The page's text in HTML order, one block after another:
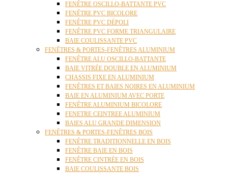
FENÊTRE OSCILLO-BATTANTE PVC
FENÊTRE PVC BICOLORE
FENÊTRE PVC DÉPOLI
FENÊTRE PVC FORME TRIANGULAIRE
BAIE COULISSANTE PVC
FENÊTRES & PORTES-FENÊTRES ALUMINIUM
FENÊTRE ALU OSCILLO-BATTANTE
BAIE VITRÉE DOUBLE EN ALUMINIUM
CHASSIS FIXE EN ALUMINIUM
FENÊTRES ET BAIES NOIRES EN ALUMINIUM
BAIE EN ALUMINIUM AVEC PORTE
FENÊTRE ALUMINIUM BICOLORE
FENETRE CEINTREE ALUMINIUM
BAIES ALU GRANDE DIMENSION
FENÊTRES & PORTES-FENÊTRES BOIS
FENÊTRE TRADITIONNELLE EN BOIS
FENÊTRE BAIE EN BOIS
FENÊTRE CINTRÉE EN BOIS
BAIE COULISSANTE BOIS